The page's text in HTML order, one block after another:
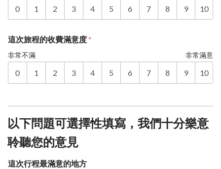
0 1 2 3 4 5 6 7 8 9 10
這次旅程的收費滿意度 *
非常不滿 非常滿意
0 1 2 3 4 5 6 7 8 9 10
以下問題可選擇性填寫，我們十分樂意
聆聽您的意見
這次行程最滿意的地方